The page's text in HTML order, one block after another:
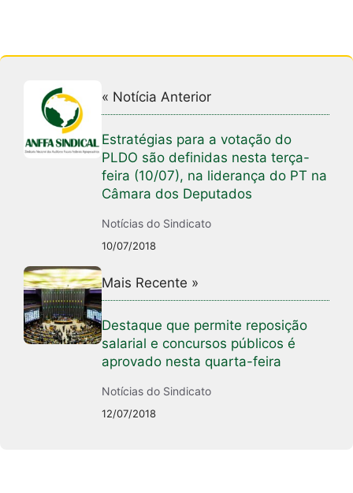
« Notícia Anterior
Estratégias para a votação do
PLDO são definidas nesta terça-
feira (10/07), na liderança do PT na
Câmara dos Deputados
Notícias do Sindicato
10/07/2018
Mais Recente »
Destaque que permite reposição
salarial e concursos públicos é
aprovado nesta quarta-feira
Notícias do Sindicato
12/07/2018